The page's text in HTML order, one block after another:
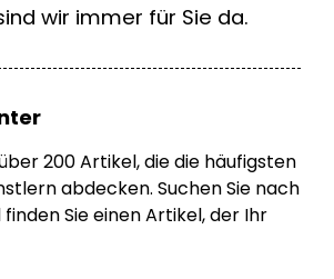
wir immer für Sie da.
200 Artikel, die die häufigsten
abdecken. Suchen Sie nach
Sie einen Artikel, der Ihr